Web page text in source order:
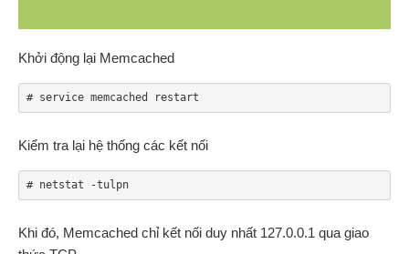
Khởi động lại Memcached
# service memcached restart
Kiểm tra lại hệ thống các kết nối
# netstat -tulpn
Khi đó, Memcached chỉ kết nối duy nhất 127.0.0.1 qua giao